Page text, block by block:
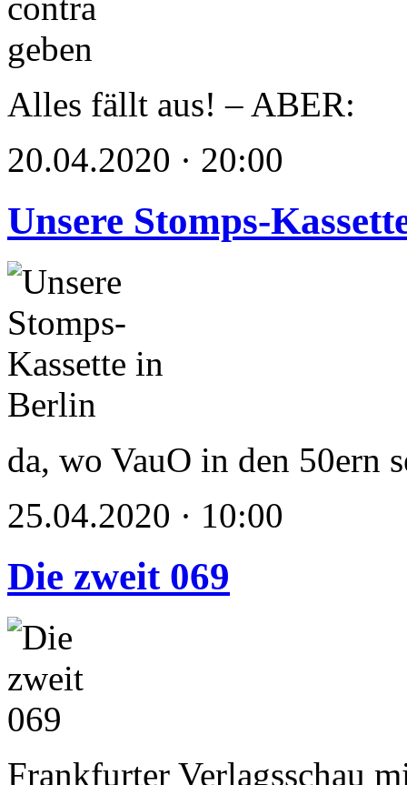
Alles fällt aus! – ABER:
20.04.2020 · 20:00
Unsere Stomps-
da, wo VauO in den 50ern
25.04.2020 · 10:00
Die zweit 069
Frankfurter Verlagsschau